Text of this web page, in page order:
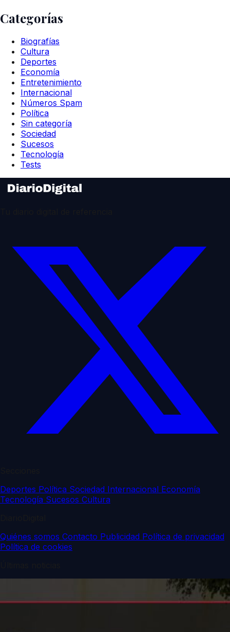
Categorías
Biografías
Cultura
Deportes
Economía
Entretenimiento
Internacional
Números Spam
Política
Sin categoría
Sociedad
Sucesos
Tecnología
Tests
Deportes Política Sociedad Internacional Economía
Tecnología Sucesos Cultura
Quiénes somos Contacto Publicidad Política de privacidad
Política de cookies